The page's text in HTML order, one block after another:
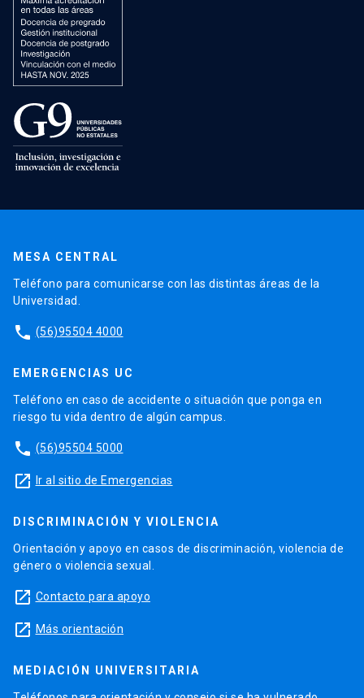
MESA CENTRAL
Teléfono para comunicarse con las distintas áreas de la
Universidad.
phone (56)95504 4000
EMERGENCIAS UC
Teléfono en caso de accidente o situación que ponga en
riesgo tu vida dentro de algún campus.
phone (56)95504 5000
launch Ir al sitio de Emergencias
DISCRIMINACIÓN Y VIOLENCIA
Orientación y apoyo en casos de discriminación, violencia de
género o violencia sexual.
launch Contacto para apoyo
launch Más orientación
MEDIACIÓN UNIVERSITARIA